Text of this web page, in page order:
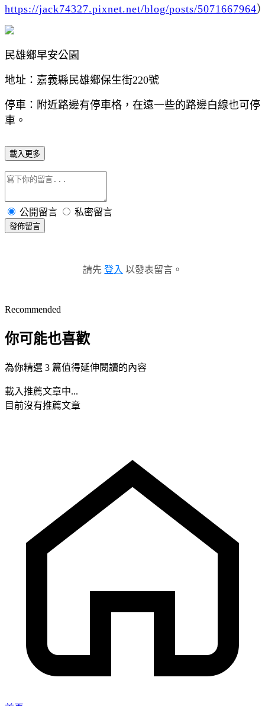
https://jack74327.pixnet.net/blog/posts/5071667964
民雄鄉早安公園
地址：嘉義縣民雄鄉保生街220號
停車：附近路邊有停車格，在遠一些的路邊白線也可停
車。
載入更多
公開留言 私密留言
發佈留言
請先 登入 以發表留言。
Recommended
你可能也喜歡
為你精選 3 篇值得延伸閱讀的內容
載入推薦文章中...
目前沒有推薦文章